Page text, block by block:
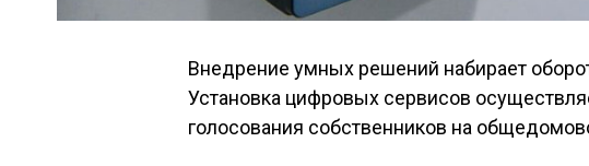
Внедрение умных решений набирает
Установка цифровых сервисов
голосования собственников на